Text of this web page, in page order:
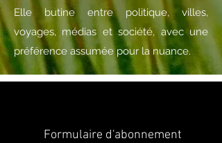
Elle butine entre politique, villes,
voyages, médias et société, avec une
préférence assumée pour la nuance.
Formulaire d'abonnement